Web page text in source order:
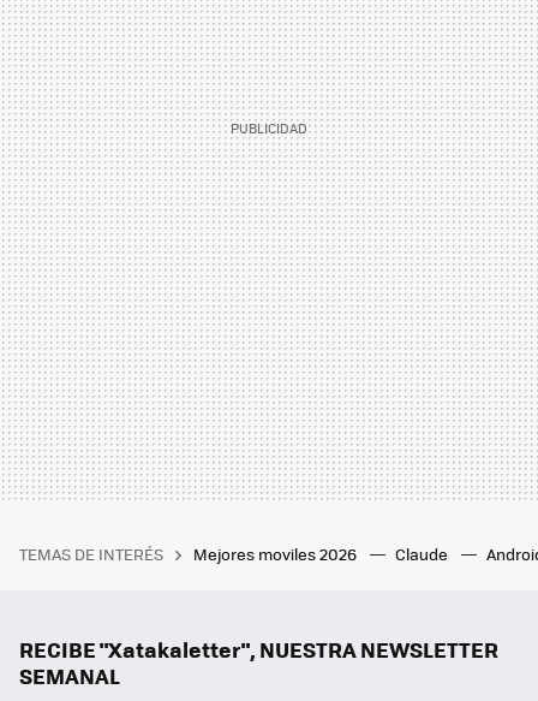
TEMAS DE INTERÉS Mejores moviles 2026 Claude
RECIBE "Xatakaletter", NUESTRA NEWSLETTER
SEMANAL